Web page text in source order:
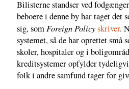
Bilisterne standser ved
beboere i denne by har taget det
sig, som Foreign Policyskriver.
systemet, så de har oprettet små
skoler, hospitaler og i
kreditsystemer opfylder
folk i andre samfund tager for